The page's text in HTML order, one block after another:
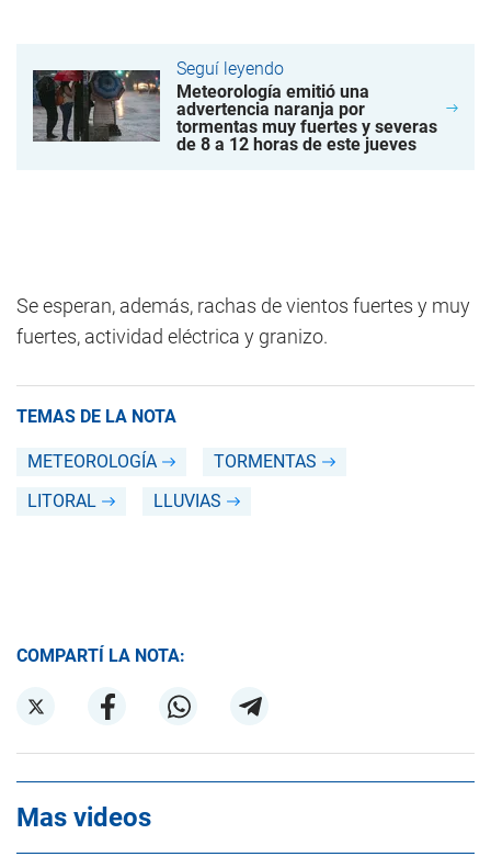
Seguí leyendo
Meteorología emitió una
advertencia naranja por
tormentas muy fuertes y severas
de 8 a 12 horas de este jueves
Se esperan, además, rachas de vientos fuertes y muy
fuertes, actividad eléctrica y granizo.
TEMAS DE LA NOTA
METEOROLOGÍA
TORMENTAS
LITORAL
LLUVIAS
COMPARTÍ LA NOTA:
Mas videos